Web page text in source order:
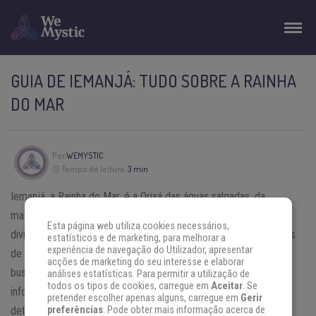
GUIA DE IEMANJÁ: TUDO SOBRE A RAINHA
DO MAR
PorWEMYSTIC
Tempo de leitura: 3 min
Iemanjá, a Rainha do Mar, é a Orixá das águas salgadas, da
maternidade, fertilidade, proteção e sensibilidade. Uma das
divindades mais populares do Brasil, é reverenciada em terreiros
de Umbanda e Candomblé, além de ser amada por muitos que
buscam sua intercessão e bênçãos. Neste guia, reunimos
informações essenciais sobre Iemanjá e links para artigos
detalhados sobre diferentes aspectos de sua devoção.
Esta página web utiliza cookies necessários,
estatísticos e de marketing, para melhorar a
experiência de navegação do Utilizador, apresentar
acções de marketing do seu interesse e elaborar
análises estatísticas. Para permitir a utilização de
todos os tipos de cookies, carregue em Aceitar. Se
pretender escolher apenas alguns, carregue em Gerir
preferências. Pode obter mais informação acerca de